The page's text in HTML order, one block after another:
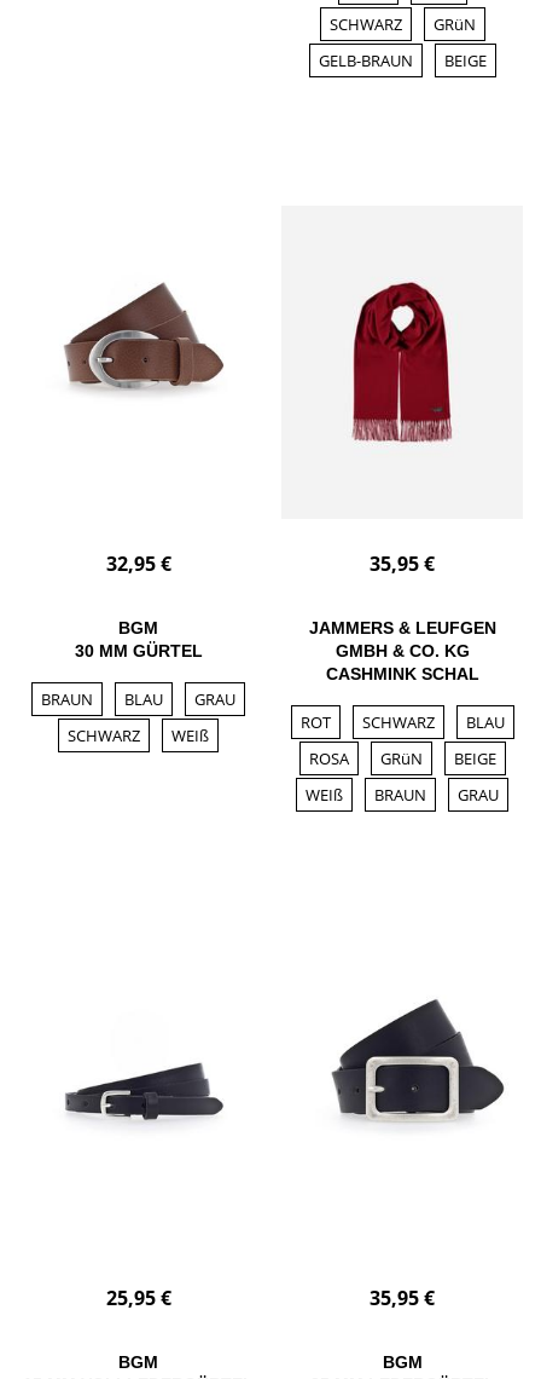
SCHWARZ
GRüN
GELB-BRAUN
BEIGE
32,95 €
BGM
30 MM GÜRTEL
BRAUN BLAU
GRAU
SCHWARZ
WEIß
35,95 €
JAMMERS & LEUFGEN
GMBH & CO. KG
CASHMINK SCHAL
ROT SCHWARZ
BLAU
ROSA
GRüN
BEIGE
WEIß
BRAUN GRAU
25,95 €
BGM
35,95 €
BGM